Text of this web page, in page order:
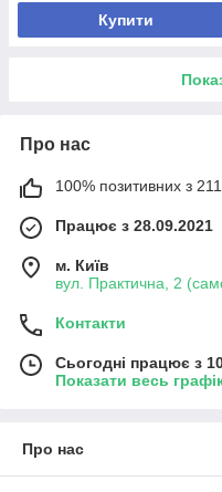
Купити
Про нас
100% позитивних з 211
Працює з 28.09.2021
м. Київ
вул. Практична, 2
Контакти
Сьогодні працює з
Показати весь
Про нас